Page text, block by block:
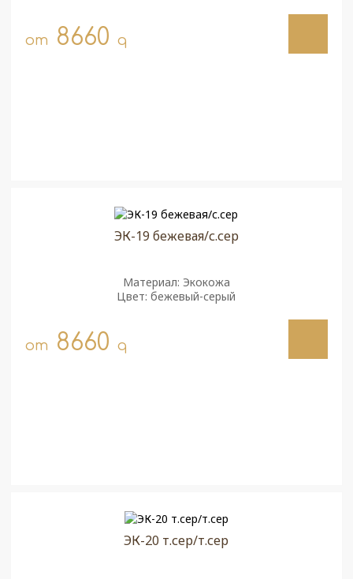
от 8660 q
ЭК-19 бежевая/с.сер
Материал: Экокожа
Цвет: бежевый-серый
от 8660 q
ЭК-20 т.сер/т.сер